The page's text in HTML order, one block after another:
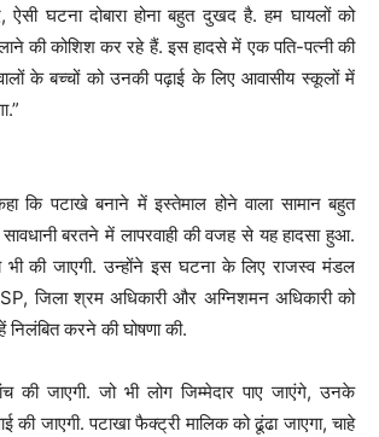
घटना दोबारा होना बहुत दुखद है. हम घायलों को
की कोशिश कर रहे हैं. इस हादसे में एक पति-पत्नी की
के बच्चों को उनकी पढ़ाई के लिए आवासीय स्कूलों में
कि पटाखे बनाने में इस्तेमाल होने वाला सामान बहुत
बरतने में लापरवाही की वजह से यह हादसा हुआ.
की जाएगी. उन्होंने इस घटना के लिए राजस्व मंडल
जिला श्रम अधिकारी और अग्निशमन अधिकारी को
निलंबित करने की घोषणा की.
की जाएगी. जो भी लोग जिम्मेदार पाए जाएंगे, उनके
की जाएगी. पटाखा फैक्ट्री मालिक को ढूंढा जाएगा, चाहे